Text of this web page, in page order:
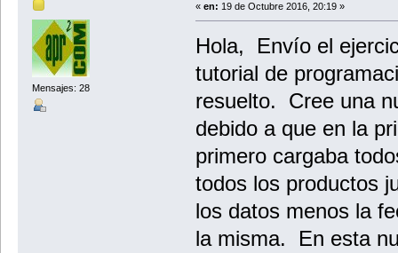
Mensajes: 28
« en: 19 de Octubre 2016, 20:19 »
Hola, Envío el
tutorial de
resuelto. Cree una
debido a que en la
primero cargaba
todos los productos
los datos menos la
la misma. En esta